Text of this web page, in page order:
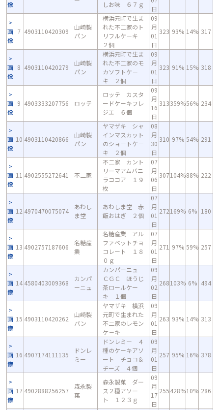
像
しお味 ６７ｇ
日
画
像
7 4903110420309
山崎製
パン
横浜元町で生ま
れた不二家のト
リフルケ－キ
２個
09
月
01
日
323 93% 14% 317
画
像
8 4903110420279
山崎製
パン
横浜元町で生ま
れた不二家のモ
カソフトケ－
キ ２個
09
月
01
日
323 91% 15% 318
画
像
9 4903333207756 ロッテ
ロッテ カスタ
ードケーキフレ
ジエ ６個
09
月
16
日
313359%56% 234
画
像
10 4903110420866
山崎製
パン
ヤマザキ シャ
インマスカット
のショ－トケ－
キ ２個
08
月
30
日
310 97% 54% 291
画
像
11 4902555272641 不二家
不二家 カント
リーマアムバニ
ラココア １９
枚
07
月
06
日
307104%88% 222
画
像
12 4970470075074
あわし
ま堂
あわしま堂 赤
飯おはぎ ２個
07
月
01
日
272169% 6% 180
画
像
13 4902757187606
名糖産
業
名糖産業 アル
ファベットチョ
コレート １８
０ｇ
07
月
01
日
271 97% 59% 257
画
像
14 4580403009368
カンパ
ーニュ
カンパーニュ
ＣＧＣ ほうじ
茶ロールケー
キ １個
09
月
02
日
268103% 6% 494
画
像
15 4903110420262
山崎製
パン
ヤマザキ 横浜
元町で生まれた
不二家のレモン
ケ－キ
09
月
01
日
263 93% 14% 313
画
像
16 4907174111135
ドンレ
ミー
ドンレミー ４
種のケーキアソ
ート チョコ＆
チーズ ４個
09
月
01
日
257 95% 16% 378
画
像
17 4902888256257
森永製
菓
森永製菓 ダー
ス２種アソー
ト １２３ｇ
09
月
17
日
255428%10% 286